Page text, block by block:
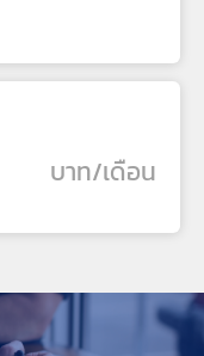
บาท/เดือน